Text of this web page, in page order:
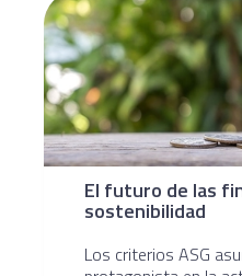
El futuro de las
sostenibilidad
Los criterios ASG